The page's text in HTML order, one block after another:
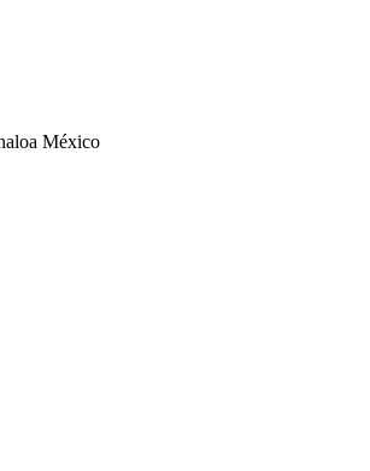
México